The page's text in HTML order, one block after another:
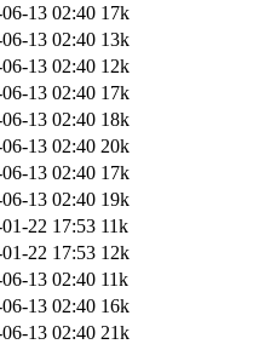
13 02:40 17k
13 02:40 13k
13 02:40 12k
13 02:40 17k
13 02:40 18k
13 02:40 20k
13 02:40 17k
13 02:40 19k
22 17:53 11k
22 17:53 12k
13 02:40 11k
13 02:40 16k
13 02:40 21k